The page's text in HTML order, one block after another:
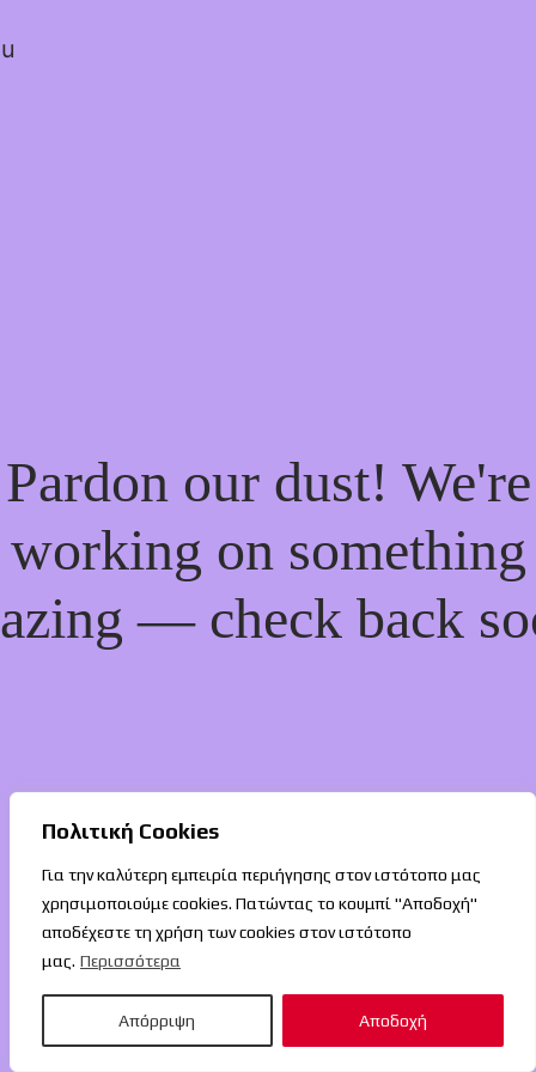
Πολιτική Cookies
Για την καλύτερη εμπειρία περιήγησης στον ιστότοπο μας
χρησιμοποιούμε cookies. Πατώντας το κουμπί "Αποδοχή"
αποδέχεστε τη χρήση των cookies στον ιστότοπο
μας. Περισσότερα
Απόρριψη Αποδοχή
Pardon our dust! We're
working on something
— check back